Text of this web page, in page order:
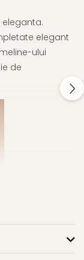
elegant
ului
de